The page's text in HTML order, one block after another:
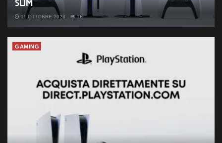
slim
11 OTTOBRE 2023 1K
GAMING